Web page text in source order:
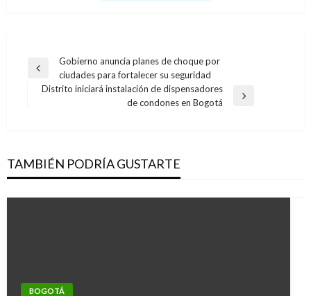
Navegación
de
Entrada
anterior
Gobierno anuncia planes de choque por
ciudades para fortalecer su seguridad
Distrito iniciará instalación de dispensadores
de condones en Bogotá
TAMBIÉN PODRÍA GUSTARTE
BOGOTÁ